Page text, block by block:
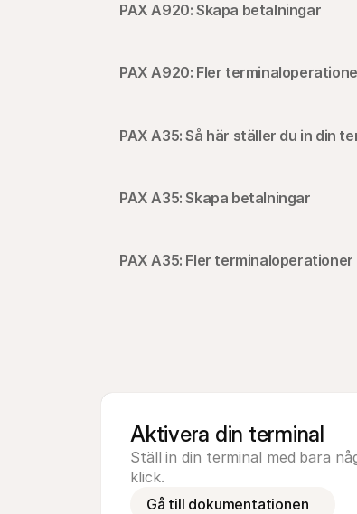
PAX A920: Skapa betalningar
PAX A920: Fler
PAX A35: Så här ställer du in din
PAX A35: Skapa betalningar
PAX A35: Fler terminaloperationer
Aktivera din terminal
Ställ in din terminal med bara
klick.
Gå till dokumentationen